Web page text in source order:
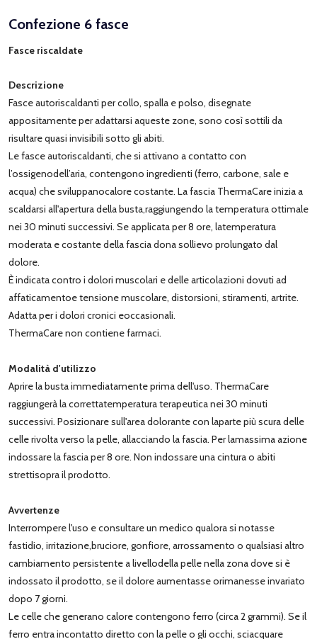
Confezione 6 fasce
Fasce riscaldate
Descrizione
Fasce autoriscaldanti per collo, spalla e polso, disegnate
appositamente per adattarsi aqueste zone, sono così sottili da
risultare quasi invisibili sotto gli abiti.
Le fasce autoriscaldanti, che si attivano a contatto con
l’ossigenodell’aria, contengono ingredienti (ferro, carbone, sale e
acqua) che sviluppanocalore costante. La fascia ThermaCare inizia a
scaldarsi all'apertura della busta,raggiungendo la temperatura ottimale
nei 30 minuti successivi. Se applicata per 8 ore, latemperatura
moderata e costante della fascia dona sollievo prolungato dal
dolore.
È indicata contro i dolori muscolari e delle articolazioni dovuti ad
affaticamentoe tensione muscolare, distorsioni, stiramenti, artrite.
Adatta per i dolori cronici eoccasionali.
ThermaCare non contiene farmaci.
Modalità d'utilizzo
Aprire la busta immediatamente prima dell'uso. ThermaCare
raggiungerà la correttatemperatura terapeutica nei 30 minuti
successivi. Posizionare sull'area dolorante con laparte più scura delle
celle rivolta verso la pelle, allacciando la fascia. Per lamassima azione
indossare la fascia per 8 ore. Non indossare una cintura o abiti
strettisopra il prodotto.
Avvertenze
Interrompere l'uso e consultare un medico qualora si notasse
fastidio, irritazione,bruciore, gonfiore, arrossamento o qualsiasi altro
cambiamento persistente a livellodella pelle nella zona dove si è
indossato il prodotto, se il dolore aumentasse orimanesse invariato
dopo 7 giorni.
Le celle che generano calore contengono ferro (circa 2 grammi). Se il
ferro entra incontatto diretto con la pelle o gli occhi, sciacquare